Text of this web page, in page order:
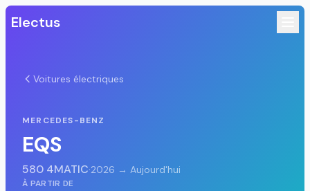
Electus
Voitures électriques
MERCEDES-BENZ
EQS
580 4MATIC·2026 → Aujourd'hui
À PARTIR DE